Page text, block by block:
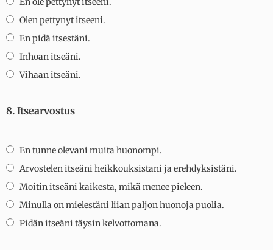
Olen pettynyt itseeni.
En pidä itsestäni.
Inhoan itseäni.
Vihaan itseäni.
8. Itsearvostus
En tunne olevani muita huonompi.
Arvostelen itseäni heikkouksistani ja erehdyksistäni.
Moitin itseäni kaikesta, mikä menee pieleen.
Minulla on mielestäni liian paljon huonoja puolia.
Pidän itseäni täysin kelvottomana.